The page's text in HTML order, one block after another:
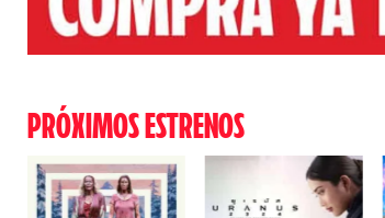
PRÓXIMOS ESTRENOS